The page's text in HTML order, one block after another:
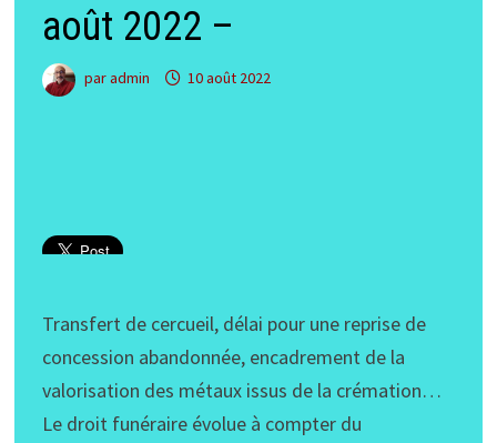
août 2022 –
paradmin 10 août 2022
Transfert de cercueil, délai pour une reprise de
concession abandonnée, encadrement de la
valorisation des métaux issus de la crémation…
Le droit funéraire évolue à compter du